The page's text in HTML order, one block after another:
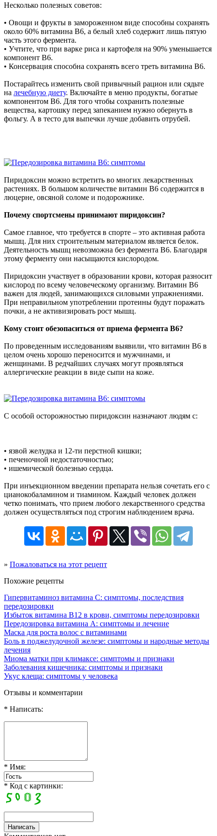
Несколько полезных советов:
• Овощи и фрукты в замороженном виде способны сохранять
около 60% витамина В6, а белый хлеб содержит лишь пятую
часть этого фермента.
• Учтите, что при варке риса и картофеля на 90% уменьшается
компонент В6.
• Консервация способна сохранять всего треть витамина В6.
Постарайтесь изменить свой привычный рацион или сядьте
на лечебную диету. Включайте в меню продукты, богатые
компонентом В6. Для того чтобы сохранить полезные
вещества, картошку перед запеканием нужно обернуть в
фольгу. А в тесто для выпечки лучше добавить отрубей.
Пиридоксин можно встретить во многих лекарственных
растениях. В большом количестве витамин В6 содержится в
люцерне, овсяной соломе и подорожнике.
Почему спортсмены принимают пиридоксин?
Самое главное, что требуется в спорте – это активная работа
мышц. Для них строительным материалом является белок.
Деятельность мышц невозможна без фермента В6. Благодаря
этому ферменту они насыщаются кислородом.
Пиридоксин участвует в образовании крови, которая разносит
кислород по всему человеческому организму. Витамин В6
важен для людей, занимающихся силовыми упражнениями.
При неправильном употреблении протеины будут поражать
почки, а не активизировать рост мышц.
Кому стоит обезопаситься от приема фермента В6?
По проведенным исследованиям выявили, что витамин В6 в
целом очень хорошо переносится и мужчинами, и
женщинами. В редчайших случаях могут проявляться
аллергические реакции в виде сыпи на коже.
С особой осторожностью пиридоксин назначают людям с:
• язвой желудка и 12-ти перстной кишки;
• печеночной недостаточностью;
• ишемической болезнью сердца.
При инъекционном введении препарата нельзя сочетать его с
цианокобаламином и тиамином. Каждый человек должен
четко понимать, что прием любого лекарственного средства
должен осуществляться под строгим наблюдением врача.
» Пожаловаться на этот рецепт
Похожие рецепты
Гипервитаминоз витамина С: симптомы, последствия
передозировки
Избыток витамина В12 в крови, симптомы передозировки
Передозировка витамина А: симптомы и лечение
Маска для роста волос с витаминами
Боль в поджелудочной железе: симптомы и народные методы
лечения
Миома матки при климаксе: симптомы и признаки
Заболевания кишечника: симптомы и признаки
Укус клеща: симптомы у человека
Отзывы и комментарии
* Написать:
* Имя:
* Код с картинки: